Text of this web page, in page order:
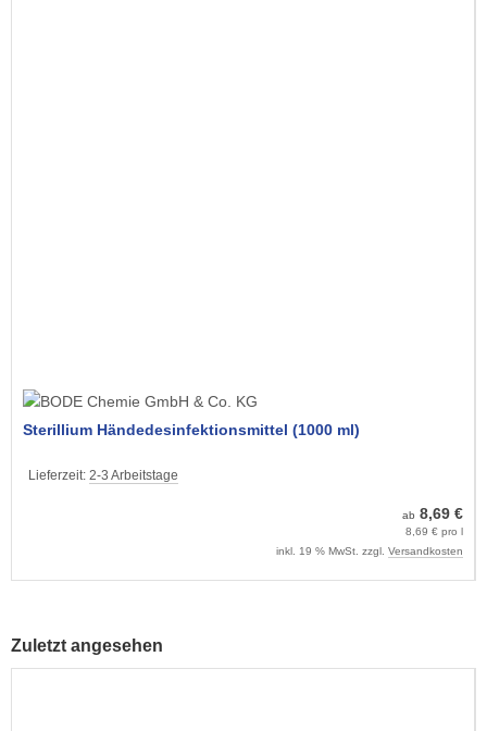
Sterillium Händedesinfektionsmittel (1000 ml)
Lieferzeit: 2-3 Arbeitstage
ab 8,69 €
8,69 € pro l
inkl. 19 % MwSt. zzgl. Versandkosten
Zuletzt angesehen